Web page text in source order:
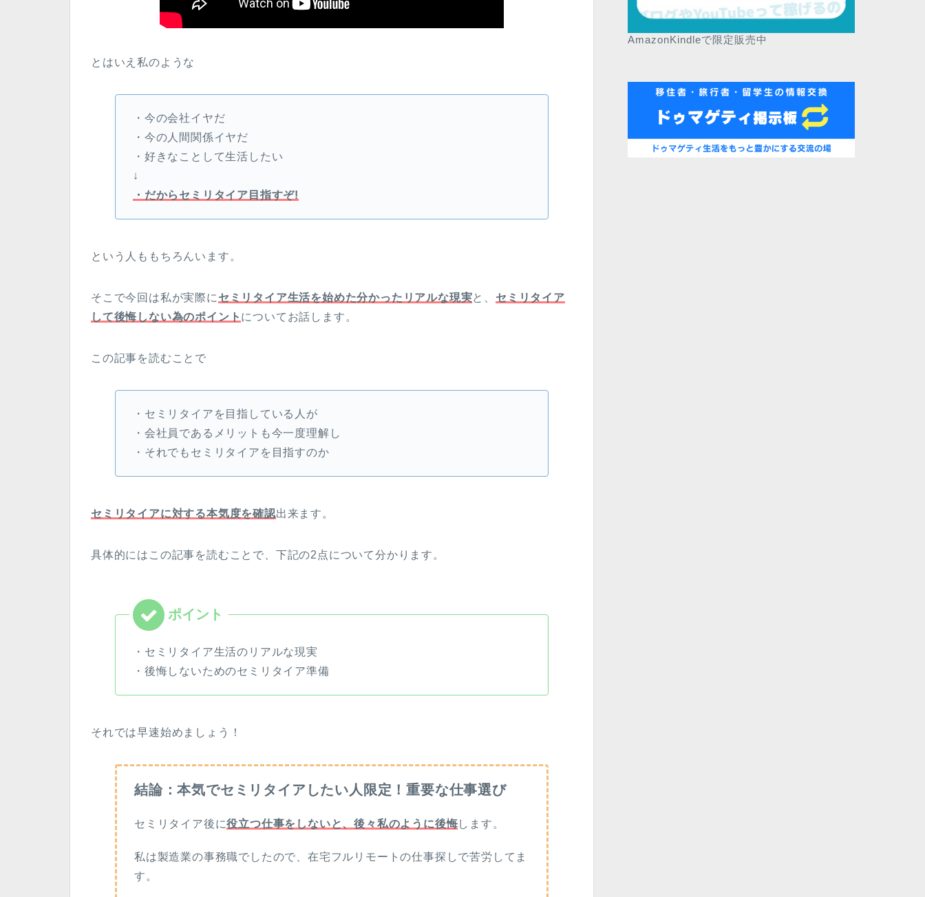
とはいえ私のような
・今の会社イヤだ
・今の人間関係イヤだ
・好きなことして生活したい
↓
・だからセミリタイア目指すぞ!
という人ももちろんいます。
そこで今回は私が実際に セミリタイア生活を始めた分かったリアルな現実と、 セミリタイア
して後悔しない為のポイント についてお話します。
この記事を読むことで
・セミリタイアを目指している人が
・会社員であるメリットも今一度理解し
・それでもセミリタイアを目指すのか
セミリタイアに対する本気度を確認出来ます。
具体的にはこの記事を読むことで、下記の2点について分かります。
・セミリタイア生活のリアルな現実
・後悔しないためのセミリタイア準備
それでは早速始めましょう！
結論：本気でセミリタイアしたい人限定！重要な仕事選び
セミリタイア後に役立つ仕事をしないと、後々私のように後悔します。
私は製造業の事務職でしたので、在宅フルリモートの仕事探しで苦労してま
す。
AmazonKindleで限定販売中